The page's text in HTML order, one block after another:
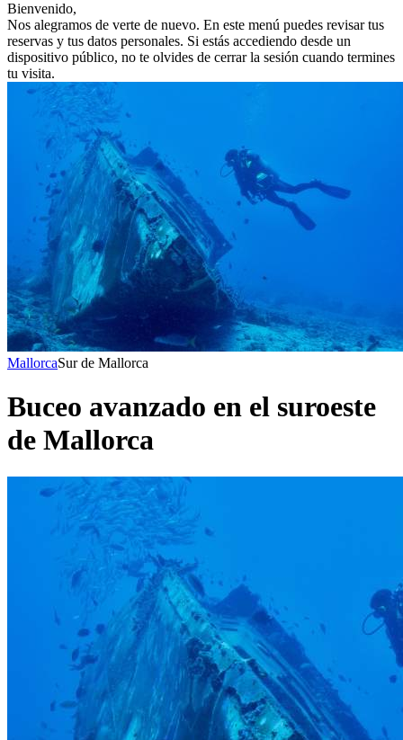
Bienvenido,
Nos alegramos de verte de nuevo. En este menú puedes revisar tus
reservas y tus datos personales. Si estás accediendo desde un
dispositivo público, no te olvides de cerrar la sesión cuando termines
tu visita.
MallorcaSur de Mallorca
Buceo avanzado en el suroeste
de Mallorca